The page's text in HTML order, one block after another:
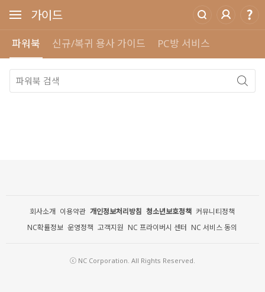
가이드
파워북 신규/복귀 용사 가이드 PC방 서비스
회사소개 이용약관 개인정보처리방침 청소년보호정책 커뮤니티정책
NC확률정보 운영정책 고객지원 NC 프라이버시 센터 NC 서비스 동의
ⓒ NC Corporation. All Rights Reserved.